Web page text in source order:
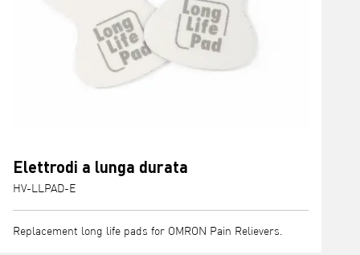
Elettrodi a lunga durata
HV-LLPAD-E
Replacement long life pads for OMRON Pain Relievers.